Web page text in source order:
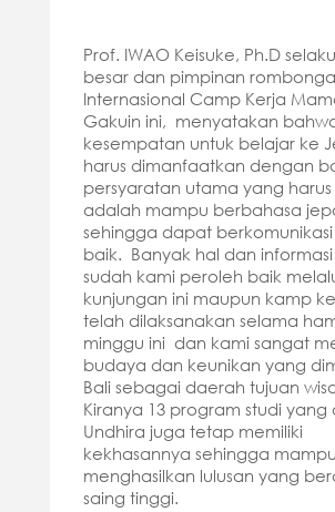
Prof. IWAO Keisuke, Ph.D
besar dan pimpinan
Internasional Camp Kerja
Gakuin ini, menyatakan
kesempatan untuk belajar ke
harus dimanfaatkan dengan
persyaratan utama yang
adalah mampu berbahasa
sehingga dapat
baik. Banyak hal dan
sudah kami peroleh baik
kunjungan ini maupun kamp
telah dilaksanakan selama
minggu ini dan kami sangat
budaya dan keunikan yang
Bali sebagai daerah tujuan
Kiranya 13 program studi yang
Undhira juga tetap memiliki
kekhasannya sehingga mampu
menghasilkan lulusan yang
saing tinggi.